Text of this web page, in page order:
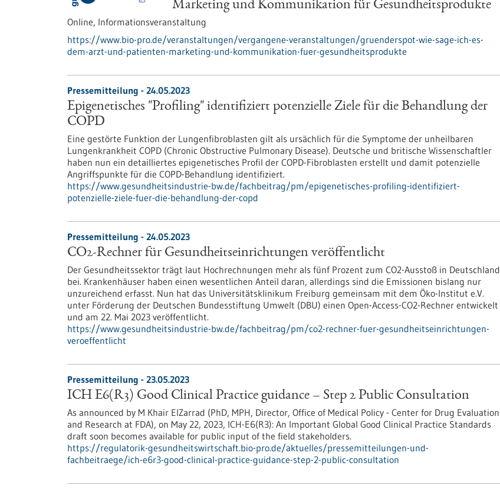
Marketing und Kommunikation für Gesundheitsprodukte
Online, Informationsveranstaltung
https://www.bio-pro.de/veranstaltungen/vergangene-veranstaltungen/gruenderspot-wie-sage-ich-es-
dem-arzt-und-patienten-marketing-und-kommunikation-fuer-gesundheitsprodukte
Pressemitteilung - 24.05.2023
Epigenetisches "Profiling" identifiziert potenzielle Ziele für die Behandlung der
COPD
Eine gestörte Funktion der Lungenfibroblasten gilt als ursächlich für die Symptome der unheilbaren
Lungenkrankheit COPD (Chronic Obstructive Pulmonary Disease). Deutsche und britische Wissenschaftler
haben nun ein detailliertes epigenetisches Profil der COPD-Fibroblasten erstellt und damit potenzielle
Angriffspunkte für die COPD-Behandlung identifiziert.
https://www.gesundheitsindustrie-bw.de/fachbeitrag/pm/epigenetisches-profiling-identifiziert-
potenzielle-ziele-fuer-die-behandlung-der-copd
Pressemitteilung - 24.05.2023
CO2-Rechner für Gesundheitseinrichtungen veröffentlicht
Der Gesundheitssektor trägt laut Hochrechnungen mehr als fünf Prozent zum CO2-Ausstoß in Deutschland
bei. Krankenhäuser haben einen wesentlichen Anteil daran, allerdings sind die Emissionen bislang nur
unzureichend erfasst. Nun hat das Universitätsklinikum Freiburg gemeinsam mit dem Öko-Institut e.V.
unter Förderung der Deutschen Bundesstiftung Umwelt (DBU) einen Open-Access-CO2-Rechner entwickelt
und am 22. Mai 2023 veröffentlicht.
https://www.gesundheitsindustrie-bw.de/fachbeitrag/pm/co2-rechner-fuer-gesundheitseinrichtungen-
veroeffentlicht
Pressemitteilung - 23.05.2023
ICH E6(R3) Good Clinical Practice guidance – Step 2 Public Consultation
As announced by M Khair ElZarrad (PhD, MPH, Director, Office of Medical Policy - Center for Drug Evaluation
and Research at FDA), on May 22, 2023, ICH-E6(R3): An Important Global Good Clinical Practice Standards
draft soon becomes available for public input of the field stakeholders.
https://regulatorik-gesundheitswirtschaft.bio-pro.de/aktuelles/pressemitteilungen-und-
fachbeitraege/ich-e6r3-good-clinical-practice-guidance-step-2-public-consultation